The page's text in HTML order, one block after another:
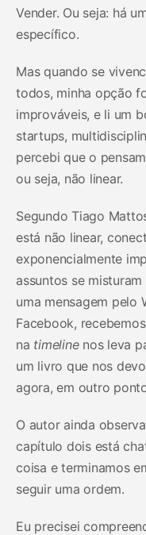
Vender. Ou seja: há
específico.
Mas quando se
todos, minha opção
improváveis, e li um
startups,
percebi que o
ou seja, não linear.
Segundo Tiago
está não linear,
exponencialmente
assuntos se
uma mensagem pelo
Facebook,
na timelinenos leva
um livro que nos
agora, em outro
O autor ainda
capítulo dois está
coisa e terminamos
seguir uma ordem.
Eu precisei